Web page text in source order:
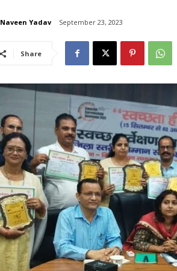
Naveen Yadav September 23, 2023
Share